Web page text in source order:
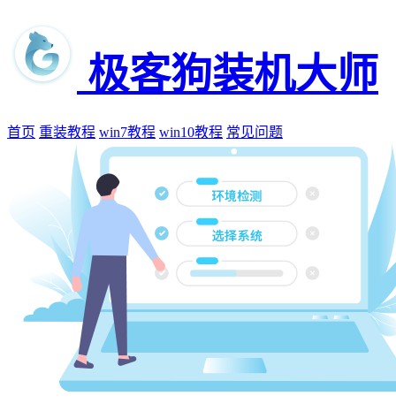
极客狗装机大师
首页 重装教程 win7教程 win10教程 常见问题